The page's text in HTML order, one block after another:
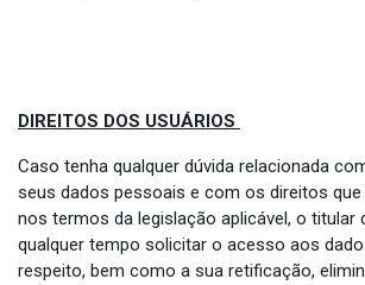
DIREITOS DOS USUÁRIOS
Caso tenha qualquer dúvida relacionada
seus dados pessoais e com os direitos
nos termos da legislação aplicável, o titular
qualquer tempo solicitar o acesso aos
respeito, bem como a sua retificação,